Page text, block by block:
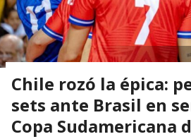
Chile rozó la épica:
sets ante Brasil en
Copa Sudamericana